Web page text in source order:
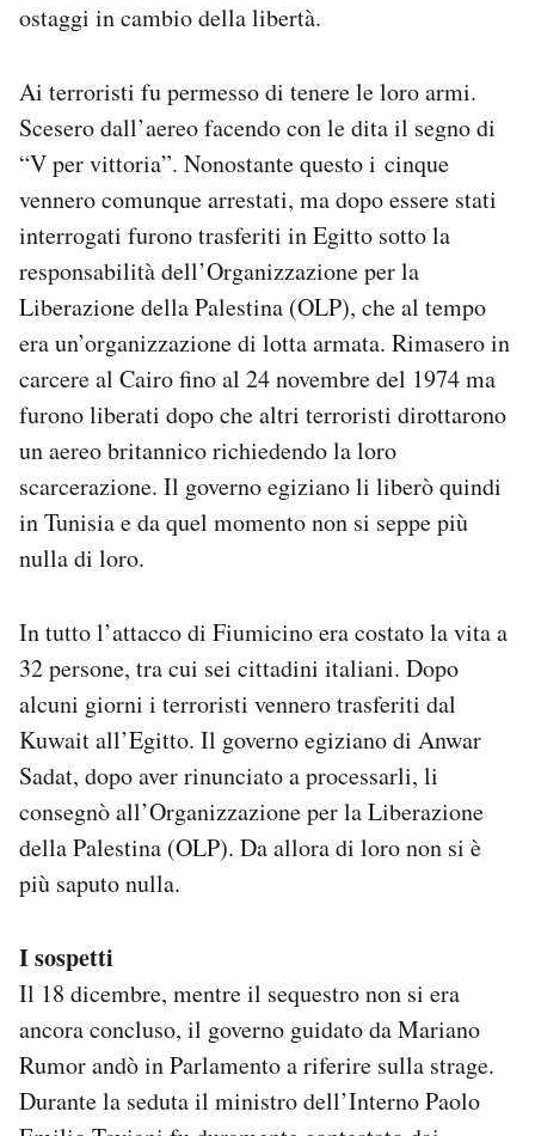
ostaggi in cambio della libertà.
Ai terroristi fu permesso di tenere le loro armi.
Scesero dall’aereo facendo con le dita il segno di
“V per vittoria”. Nonostante questo i cinque
vennero comunque arrestati, ma dopo essere stati
interrogati furono trasferiti in Egitto sotto la
responsabilità dell’Organizzazione per la
Liberazione della Palestina (OLP), che al tempo
era un’organizzazione di lotta armata. Rimasero in
carcere al Cairo fino al 24 novembre del 1974 ma
furono liberati dopo che altri terroristi dirottarono
un aereo britannico richiedendo la loro
scarcerazione. Il governo egiziano li liberò quindi
in Tunisia e da quel momento non si seppe più
nulla di loro.
In tutto l’attacco di Fiumicino era costato la vita a
32 persone, tra cui sei cittadini italiani. Dopo
alcuni giorni i terroristi vennero trasferiti dal
Kuwait all’Egitto. Il governo egiziano di Anwar
Sadat, dopo aver rinunciato a processarli, li
consegnò all’Organizzazione per la Liberazione
della Palestina (OLP). Da allora di loro non si è
più saputo nulla.
I sospetti
Il 18 dicembre, mentre il sequestro non si era
ancora concluso, il governo guidato da Mariano
Rumor andò in Parlamento a riferire sulla strage.
Durante la seduta il ministro dell’Interno Paolo